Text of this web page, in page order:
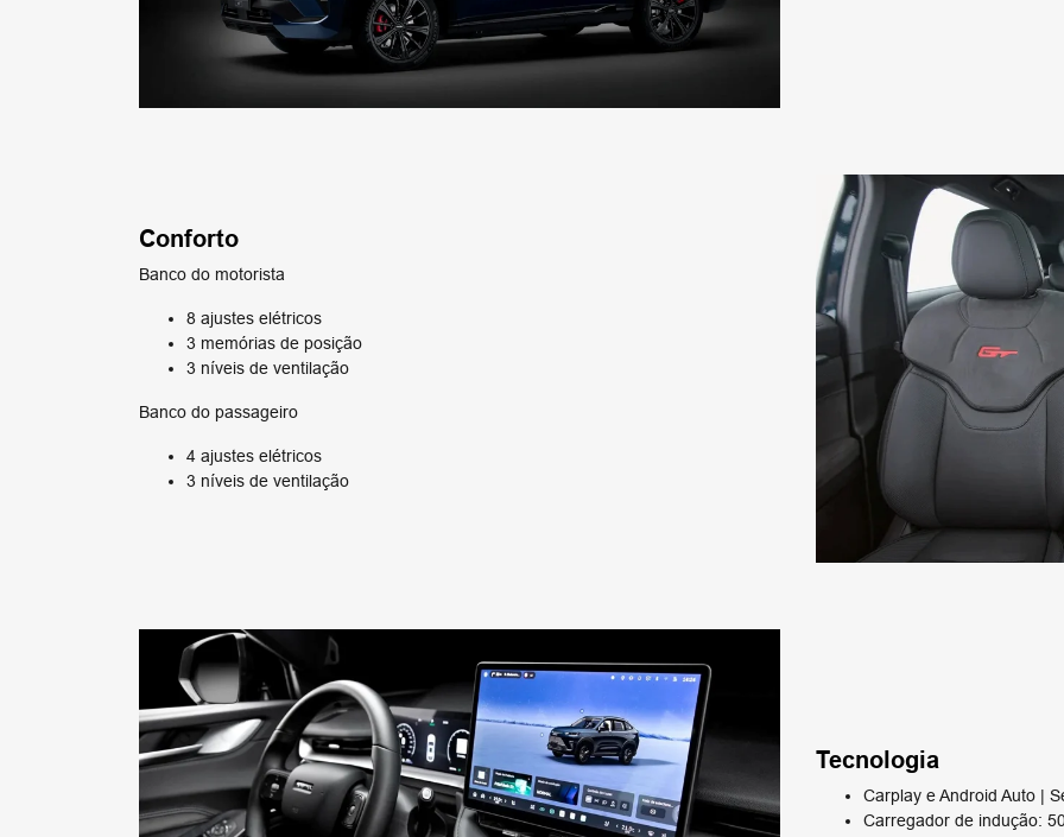
Conforto
Banco do motorista
8 ajustes elétricos
3 memórias de posição
3 níveis de ventilação
Banco do passageiro
4 ajustes elétricos
3 níveis de ventilação
Tecnologia
Carplay e Android Auto |
Carregador de indução: